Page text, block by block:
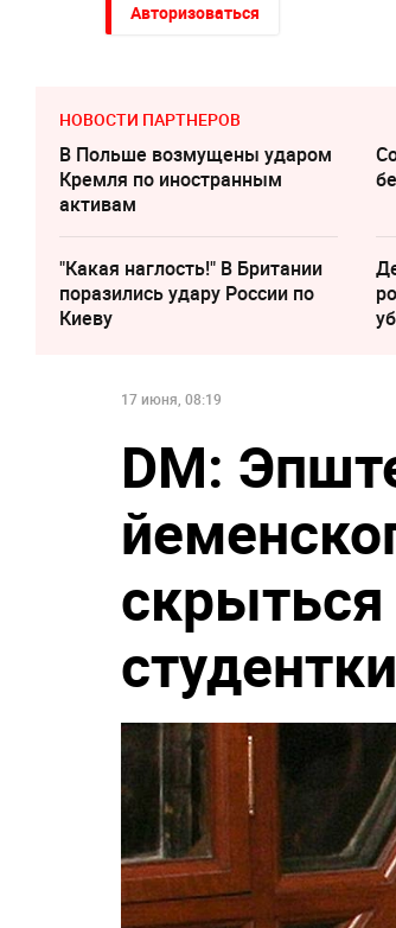
Авторизоваться
НОВОСТИ ПАРТНЕРОВ
В Польше возмущены ударом
Кремля по иностранным
активам
"Какая наглость!" В Британии
поразились удару России по
Киеву
17 июня, 08:19
DM:
скрыться
студентки